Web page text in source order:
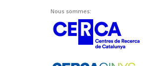
Nous sommes: